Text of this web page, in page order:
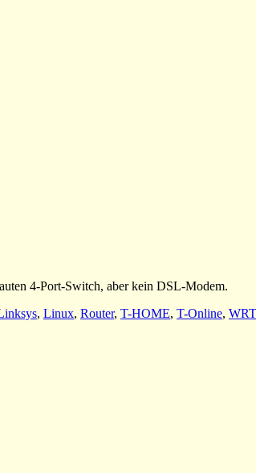
4-Port-Switch, aber kein DSL-Modem.
, Linux, Router, T-HOME, T-Online,